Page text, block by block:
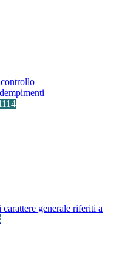
generale riferiti a